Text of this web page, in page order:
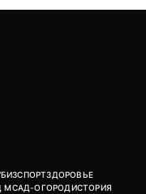
СПОРТЗДОРОВЬЕ
МСАД-ОГОРОДИСТОРИЯ